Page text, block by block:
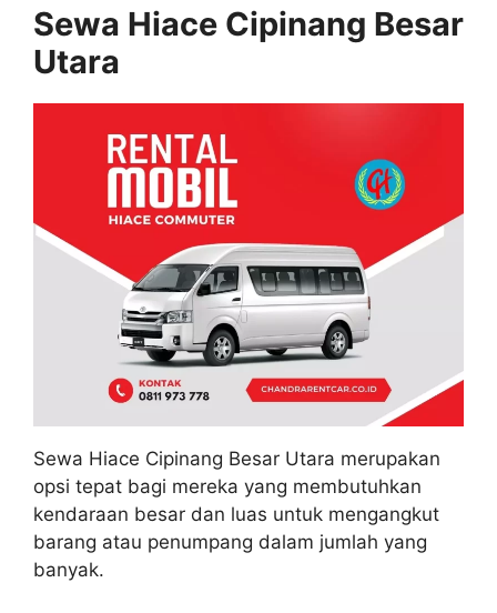
Sewa Hiace Cipinang Besar
Utara
Sewa Hiace Cipinang Besar Utara merupakan
opsi tepat bagi mereka yang membutuhkan
kendaraan besar dan luas untuk mengangkut
barang atau penumpang dalam jumlah yang
banyak.